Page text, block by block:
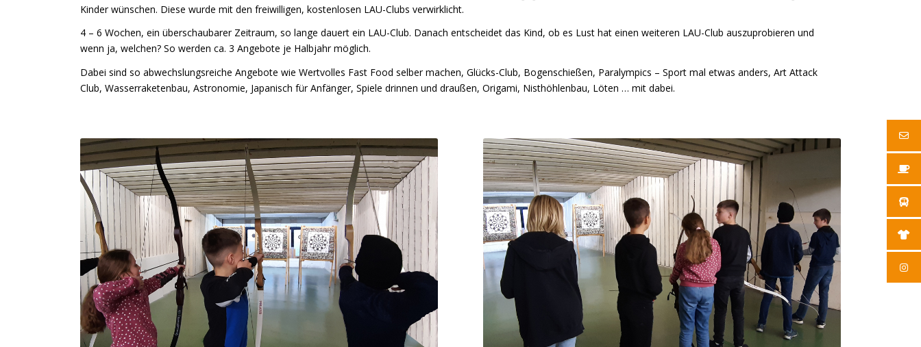
Kinder wünschen. Diese wurde mit den freiwilligen, kostenlosen LAU-Clubs verwirklicht.
4 – 6 Wochen, ein überschaubarer Zeitraum, so lange dauert ein LAU-Club. Danach entscheidet das Kind, ob es Lust hat einen weiteren LAU-Club auszuprobieren und
wenn ja, welchen? So werden ca. 3 Angebote je Halbjahr möglich.
Dabei sind so abwechslungsreiche Angebote wie Wertvolles Fast Food selber machen, Glücks-Club, Bogenschießen, Paralympics – Sport mal etwas anders, Art Attack
Club, Wasserraketenbau, Astronomie, Japanisch für Anfänger, Spiele drinnen und draußen, Origami, Nisthöhlenbau, Löten … mit dabei.